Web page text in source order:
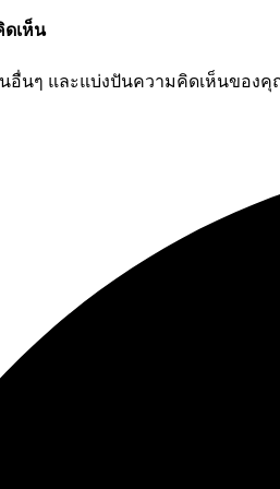
ดเห็น
อื่นๆ และแบ่งปันความคิดเห็นของ